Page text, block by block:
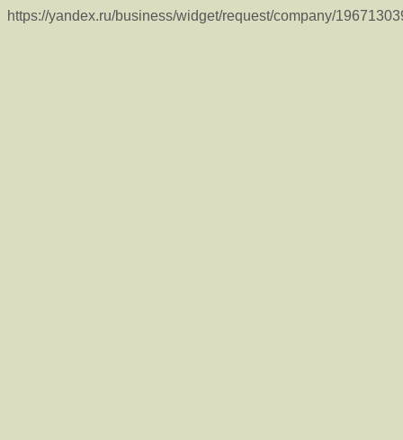
https://yandex.ru/business/widget/request/company/